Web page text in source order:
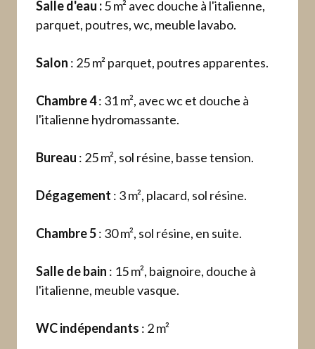
Salle d'eau :5 m² avec douche à l'italienne,
parquet, poutres, wc, meuble lavabo.
Salon : 25 m² parquet, poutres apparentes.
Chambre 4: 31 m², avec wc et douche à
l'italienne hydromassante.
Bureau : 25 m², sol résine, basse tension.
Dégagement : 3 m², placard, sol résine.
Chambre 5: 30 m², sol résine, en suite.
Salle de bain : 15 m², baignoire, douche à
l'italienne, meuble vasque.
WC indépendants : 2 m²